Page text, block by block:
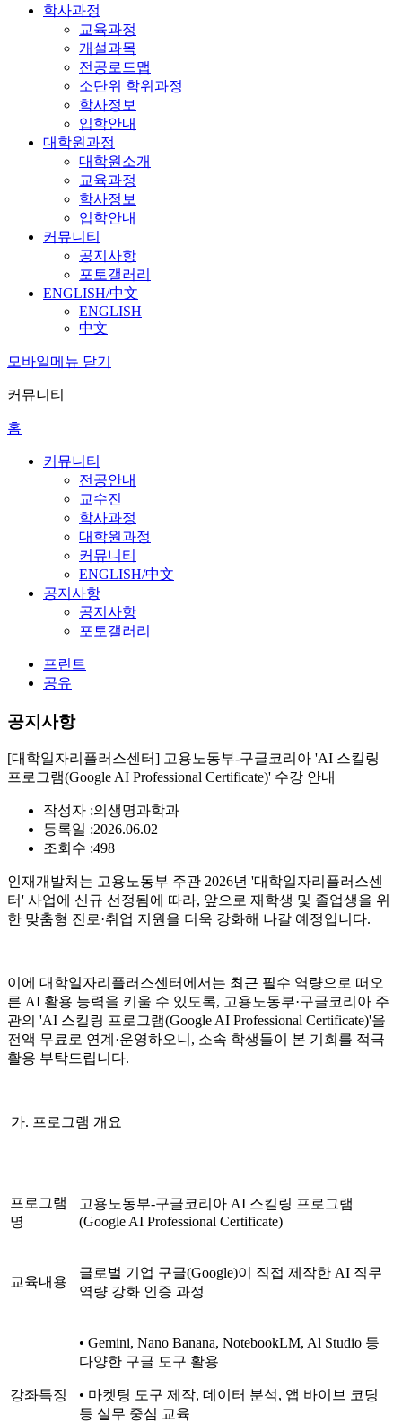
학사과정
교육과정
개설과목
전공로드맵
소단위 학위과정
학사정보
입학안내
대학원과정
대학원소개
교육과정
학사정보
입학안내
커뮤니티
공지사항
포토갤러리
ENGLISH/中文
ENGLISH
中文
모바일메뉴 닫기
커뮤니티
홈
커뮤니티
전공안내
교수진
학사과정
대학원과정
커뮤니티
ENGLISH/中文
공지사항
공지사항
포토갤러리
프린트
공유
공지사항
[대학일자리플러스센터] 고용노동부-구글코리아 'AI 스킬링
프로그램(Google AI Professional Certificate)' 수강 안내
작성자 :의생명과학과
등록일 :2026.06.02
조회수 :498
인재개발처는 고용노동부 주관 2026년 '대학일자리플러스센
터' 사업에 신규 선정됨에 따라, 앞으로 재학생 및 졸업생을 위
한 맞춤형 진로·취업 지원을 더욱 강화해 나갈 예정입니다.
이에 대학일자리플러스센터에서는 최근 필수 역량으로 떠오
른 AI 활용 능력을 키울 수 있도록, 고용노동부·구글코리아 주
관의 'AI 스킬링 프로그램(Google AI Professional Certificate)'을
전액 무료로 연계·운영하오니, 소속 학생들이 본 기회를 적극
활용 부탁드립니다.
가. 프로그램 개요
프로그램
명
고용노동부-구글코리아 AI 스킬링 프로그램
(Google AI Professional Certificate)
교육내용
글로벌 기업 구글(Google)이 직접 제작한 AI 직무
역량 강화 인증 과정
강좌특징
• Gemini, Nano Banana, NotebookLM, Al Studio 등
다양한 구글 도구 활용
• 마켓팅 도구 제작, 데이터 분석, 앱 바이브 코딩
등 실무 중심 교육